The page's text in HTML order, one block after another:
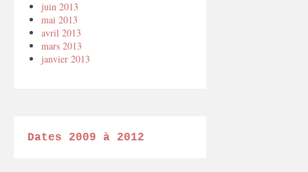
juin 2013
mai 2013
avril 2013
mars 2013
janvier 2013
Dates 2009 à 2012